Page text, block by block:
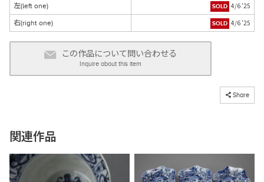
左(left one) SOLD 4/6 '25
右(right one) SOLD 4/6 '25
この作品について問い合わせる
Inquire about this item
Share
コピーしました
関連作品